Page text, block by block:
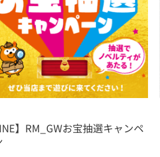
】RM_GWお宝抽選キャンペ